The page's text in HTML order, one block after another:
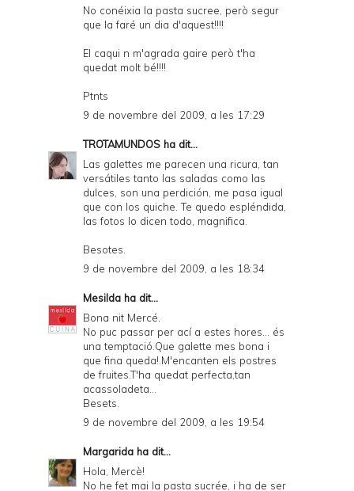
No conéixia la pasta sucree, però segur
que la faré un dia d'aquest!!!!
El caqui n m'agrada gaire però t'ha
quedat molt bé!!!!
Ptnts
9 de novembre del 2009, a les 17:29
TROTAMUNDOS ha dit...
Las galettes me parecen una ricura, tan
versátiles tanto las saladas como las
dulces, son una perdición, me pasa igual
que con los quiche. Te quedo espléndida,
las fotos lo dicen todo, magnifica.
Besotes.
9 de novembre del 2009, a les 18:34
Mesilda ha dit...
Bona nit Mercé.
No puc passar per ací a estes hores... és
una temptació.Que galette mes bona i
que fina queda!.M'encanten els postres
de fruites.T'ha quedat perfecta,tan
acassoladeta...
Besets.
9 de novembre del 2009, a les 19:54
Margarida ha dit...
Hola, Mercè!
No he fet mai la pasta sucrée, i ha de ser